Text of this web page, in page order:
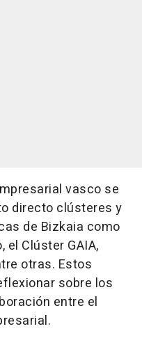
vasco se
directo clústeres y
de Bizkaia como
el Clúster GAIA,
otras. Estos
sobre los
entre el